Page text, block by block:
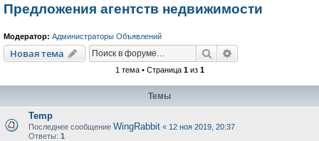
Предложения агентств недвижимости
Модератор: Администраторы Объявлений
Новая тема Поиск
1 тема • Страница 1из 1
Темы
Temp
Последнее сообщение WingRabbit « 12 ноя 2019, 20:37
Ответы: 1